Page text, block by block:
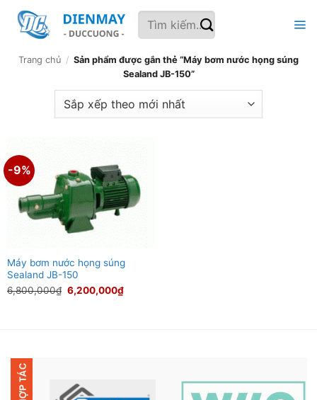
qua
dung
Tìm
kiếm:
Trang chủ / Sản phẩm được gắn thẻ “Máy bơm nước họng súng
Sealand JB-150”
-9%
Máy bơm nước họng súng
Sealand JB-150
6,800,000₫ Giá
gốc
6,200,000₫Giá